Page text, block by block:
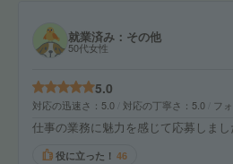
就業済み：その他
50代女性
5.0
対応の迅速さ 5.0 対応の丁寧さ 5.0 フ
仕事の業務に魅力を感じて応募しまし
役に立った！ 46